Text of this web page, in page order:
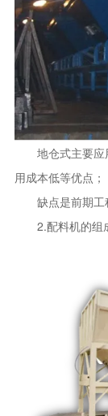
地仓式主要应
用成本低等优点；
缺点是前期工
2.配料机的组